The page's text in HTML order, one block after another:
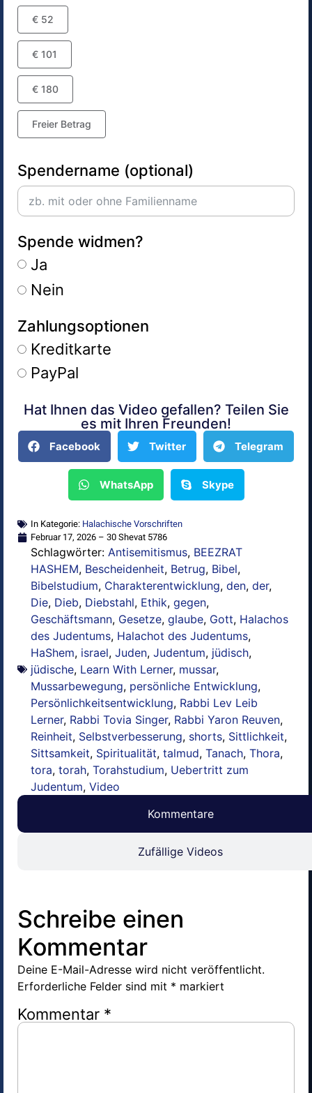
€ 52
€ 101
€ 180
Freier Betrag
Spendername (optional)
Spende widmen?
Ja
Nein
Zahlungsoptionen
Kreditkarte
PayPal
Alternative:
Hat Ihnen das Video gefallen? Teilen Sie
es mit Ihren Freunden!
Facebook Twitter Telegram
WhatsApp Skype
In Kategorie: Halachische Vorschriften
Februar 17, 2026 – 30 Shevat 5786
Schlagwörter: Antisemitismus, BEEZRAT
HASHEM, Bescheidenheit, Betrug, Bibel,
Bibelstudium, Charakterentwicklung, den, der,
Die, Dieb, Diebstahl, Ethik, gegen,
Geschäftsmann, Gesetze, glaube, Gott, Halachos
des Judentums, Halachot des Judentums,
HaShem, israel, Juden, Judentum, jüdisch,
jüdische, Learn With Lerner, mussar,
Mussarbewegung, persönliche Entwicklung,
Persönlichkeitsentwicklung, Rabbi Lev Leib
Lerner, Rabbi Tovia Singer, Rabbi Yaron Reuven,
Reinheit, Selbstverbesserung, shorts, Sittlichkeit,
Sittsamkeit, Spiritualität, talmud, Tanach, Thora,
tora, torah, Torahstudium, Uebertritt zum
Judentum, Video
Kommentare
Zufällige Videos
Schreibe einen
Kommentar
Deine E-Mail-Adresse wird nicht veröffentlicht.
Erforderliche Felder sind mit * markiert
Kommentar *